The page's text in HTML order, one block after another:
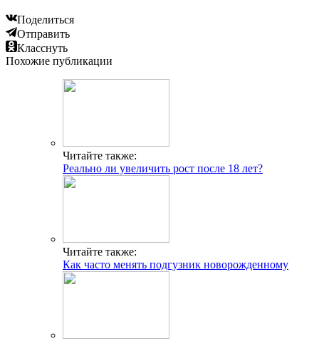
Поделиться
Отправить
Класснуть
Похожие публикации
Читайте также:
Реально ли увеличить рост после 18 лет?
Читайте также:
Как часто менять подгузник новорожденному